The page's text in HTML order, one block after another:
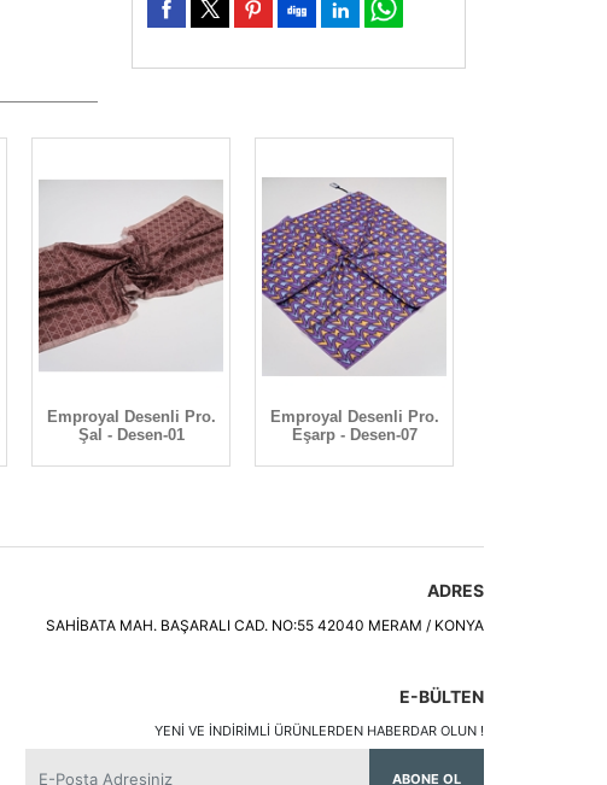
Emproyal Desenli Pro.
Şal - Desen-01
Emproyal Desenli Pro.
Eşarp - Desen-07
ADRES
SAHİBATA MAH. BAŞARALI CAD. NO:55 42040 MERAM / KONYA
E-BÜLTEN
YENI VE INDIRIMLI ÜRÜNLERDEN HABERDAR OLUN !
ABONE OL